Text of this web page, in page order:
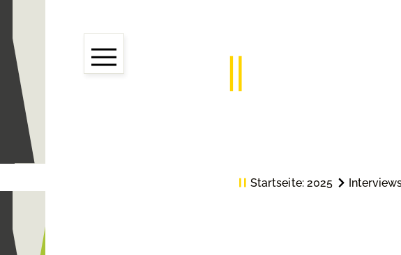
Startseite: 2025